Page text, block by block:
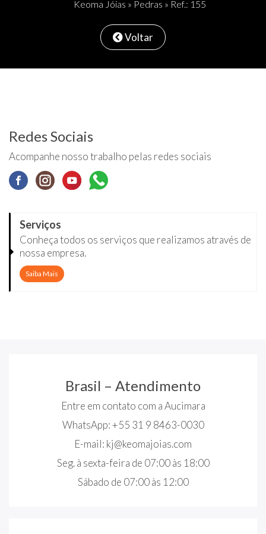
Keoma Jóias » Pedras » Ref.: 155
Voltar
Redes Sociais
Acompanhe nosso trabalho pelas redes sociais
Serviços
Conheça todos os serviços que realizamos através de
nossa empresa.
Saiba Mais
Brasil – Atendimento
Entre em contato com a Aucimara
WhatsApp: +55 31 9 8463-0030
E-mail: kj@keomajoias.com
Seg. à sexta-feira de 07:00 às 18:00
Sábado de 07:00 às 12:00